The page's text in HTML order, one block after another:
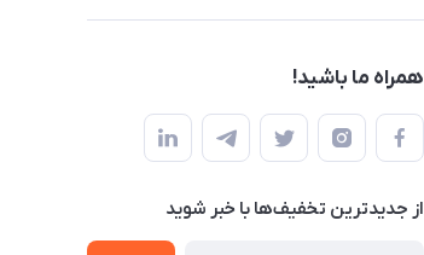
همراه ما باشید!
از جدید‌ترین تخفیف‌ها با‌ خبر شوید